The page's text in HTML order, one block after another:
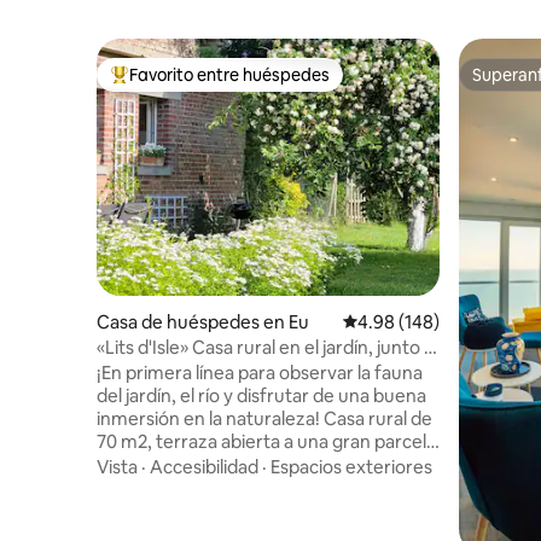
De los mejores en Favorito entre huéspedes
Favorito entre huéspedes
Casa de huéspedes en Eu Calificación promedio:
4.98 (148)
«Lits d'Isle» Casa rural en el jardín, junto al
río
¡En primera línea para observar la fauna
del jardín, el río y disfrutar de una buena
inmersión en la naturaleza! Casa rural de
70 m2, terraza abierta a una gran parcela
arbolada y florida, casa independiente,
Vista · Accesibilidad · Espacios exteriores